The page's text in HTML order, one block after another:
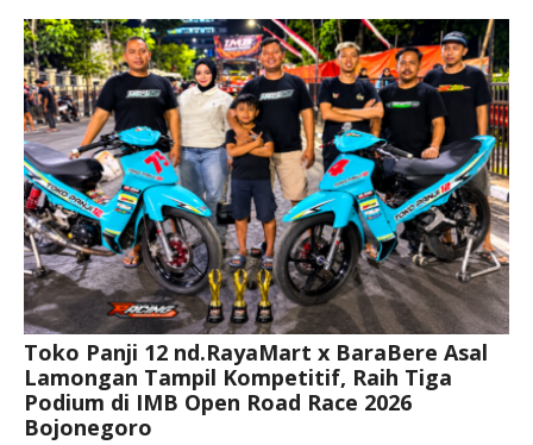
Toko Panji 12 nd.RayaMart x BaraBere Asal
Lamongan Tampil Kompetitif, Raih Tiga
Podium di IMB Open Road Race 2026
Bojonegoro